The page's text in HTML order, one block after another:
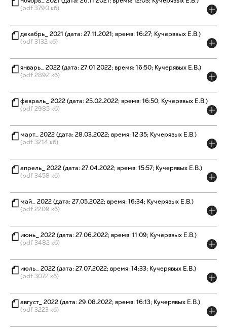
(pdf 3790 кб)
декабрь_ 2021 (дата: 27.11.2021; время: 16:27; Кучерявых Е.В.)
(pdf 3132 кб)
январь_ 2022 (дата: 27.01.2022; время: 16:50; Кучерявых Е.В.)
(pdf 2892 кб)
февраль_ 2022 (дата: 25.02.2022; время: 16:50; Кучерявых Е.В.)
(pdf 2985 кб)
март_ 2022 (дата: 28.03.2022; время: 12:35; Кучерявых Е.В.)
(pdf 3214 кб)
апрель_ 2022 (дата: 27.04.2022; время: 15:57; Кучерявых Е.В.)
(pdf 3458 кб)
май_ 2022 (дата: 27.05.2022; время: 16:34; Кучерявых Е.В.)
(pdf 2209 кб)
июнь_ 2022 (дата: 27.06.2022; время: 11:09; Кучерявых Е.В.)
(pdf 3482 кб)
июль_ 2022 (дата: 27.07.2022; время: 14:33; Кучерявых Е.В.)
(pdf 3072 кб)
август_ 2022 (дата: 29.08.2022; время: 16:13; Кучерявых Е.В.)
(pdf 3223 кб)